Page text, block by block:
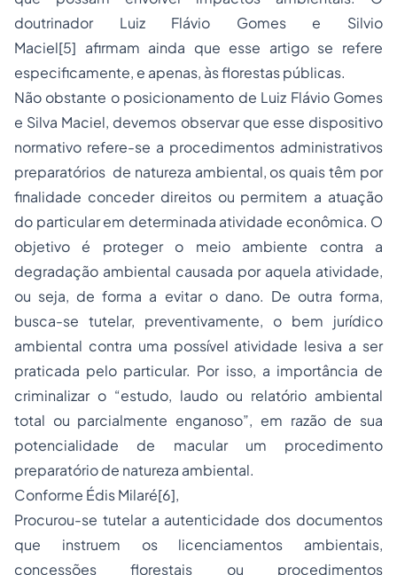
doutrinador Luiz Flávio Gomes e Silvio
Maciel[5] afirmam ainda que esse artigo se refere
especificamente, e apenas, às florestas públicas.
Não obstante o posicionamento de Luiz Flávio Gomes
e Silva Maciel, devemos observar que esse dispositivo
normativo refere-se a procedimentos administrativos
preparatórios de natureza ambiental, os quais têm por
finalidade conceder direitos ou permitem a atuação
do particular em determinada atividade econômica. O
objetivo é proteger o meio ambiente contra a
degradação ambiental causada por aquela atividade,
ou seja, de forma a evitar o dano. De outra forma,
busca-se tutelar, preventivamente, o bem jurídico
ambiental contra uma possível atividade lesiva a ser
praticada pelo particular. Por isso, a importância de
criminalizar o “estudo, laudo ou relatório ambiental
total ou parcialmente enganoso”, em razão de sua
potencialidade de macular um procedimento
preparatório de natureza ambiental.
Conforme Édis Milaré[6],
Procurou-se tutelar a autenticidade dos documentos
que instruem os licenciamentos ambientais,
concessões florestais ou procedimentos